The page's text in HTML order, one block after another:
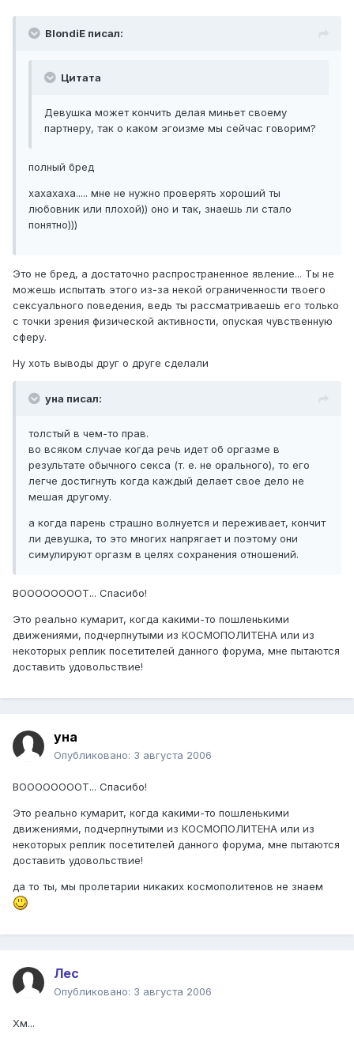
BlondiE писал:
Цитата
Девушка может кончить делая миньет своему
партнеру, так о каком эгоизме мы сейчас говорим?
полный бред
хахахаха..... мне не нужно проверять хороший ты
любовник или плохой)) оно и так, знаешь ли стало
понятно)))
Это не бред, а достаточно распространенное явление... Ты не
можешь испытать этого из-за некой ограниченности твоего
сексуального поведения, ведь ты рассматриваешь его только
с точки зрения физической активности, опуская чувственную
сферу.
Ну хоть выводы друг о друге сделали
уна писал:
толстый в чем-то прав.
во всяком случае когда речь идет об оргазме в
результате обычного секса (т. е. не орального), то его
легче достигнуть когда каждый делает свое дело не
мешая другому.
а когда парень страшно волнуется и переживает, кончит
ли девушка, то это многих напрягает и поэтому они
симулируют оргазм в целях сохранения отношений.
ВООООООООТ... Спасибо!
Это реально кумарит, когда какими-то пошленькими
движениями, подчерпнутыми из КОСМОПОЛИТЕНА или из
некоторых реплик посетителей данного форума, мне пытаются
доставить удовольствие!
уна
Опубликовано: 3 августа 2006
ВООООООООТ... Спасибо!
Это реально кумарит, когда какими-то пошленькими
движениями, подчерпнутыми из КОСМОПОЛИТЕНА или из
некоторых реплик посетителей данного форума, мне пытаются
доставить удовольствие!
да то ты, мы пролетарии никаких космополитенов не знаем
Лес
Опубликовано: 3 августа 2006
Хм...